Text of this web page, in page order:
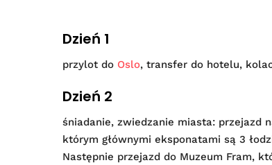
Dzień 1
przylot do Oslo, transfer do hotelu,
Dzień 2
śniadanie, zwiedzanie miasta: przejazd
którym głównymi eksponatami są 3
Następnie przejazd do Muzeum Fram,